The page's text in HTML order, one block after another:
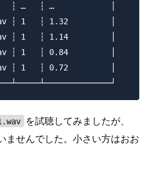
…   ┆ …            │
┆ 1   ┆ 1.32         │
┆ 1   ┆ 1.14         │
┆ 1   ┆ 0.84         │
┆ 1   ┆ 0.72         │
を試聴してみましたが、
ませんでした。小さい方はおお